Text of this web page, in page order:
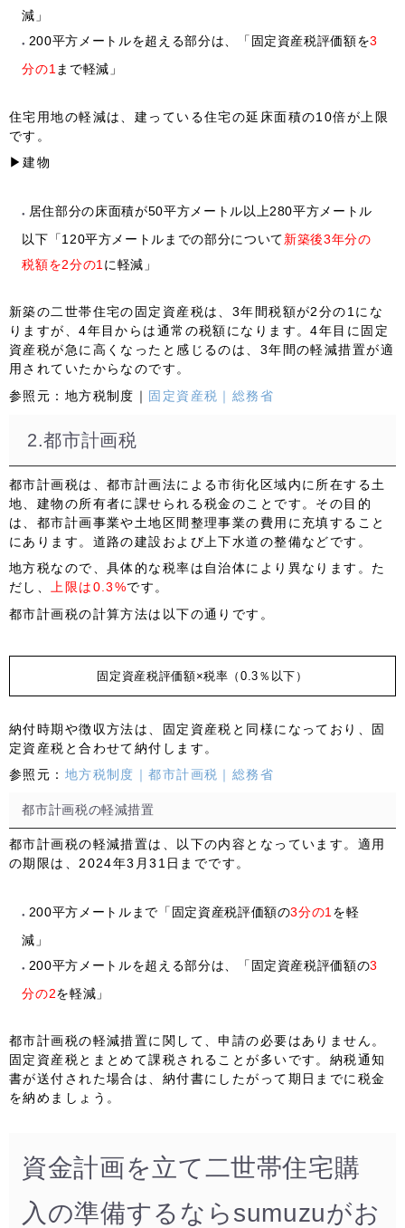
減」
200平方メートルを超える部分は、「固定資産税評価額を3
分の1 まで軽減」
住宅用地の軽減は、建っている住宅の延床面積の10倍が上限
です。
▶建物
居住部分の床面積が50平方メートル以上280平方メートル
以下「120平方メートルまでの部分について新築後3年分の
税額を2分の1 に軽減」
新築の二世帯住宅の固定資産税は、3年間税額が2分の1にな
りますが、4年目からは通常の税額になります。4年目に固定
資産税が急に高くなったと感じるのは、3年間の軽減措置が適
用されていたからなのです。
参照元： 地方税制度｜ 固定資産税｜総務省
2.都市計画税
都市計画税は、都市計画法による市街化区域内に所在する土
地、建物の所有者に課せられる税金のことです。その目的
は、都市計画事業や土地区間整理事業の費用に充填すること
にあります。道路の建設および上下水道の整備などです。
地方税なので、具体的な税率は自治体により異なります。た
だし、上限は0.3%です。
都市計画税の計算方法は以下の通りです。
固定資産税評価額×税率（0.3％以下）
納付時期や徴収方法は、固定資産税と同様になっており、固
定資産税と合わせて納付します。
参照元： 地方税制度｜都市計画税｜総務省
都市計画税の軽減措置
都市計画税の軽減措置は、以下の内容となっています。適用
の期限は、 2024年3月31日 までです。
200平方メートルまで「固定資産税評価額の3分の1 を軽
減」
200平方メートルを超える部分は、「固定資産税評価額の3
分の2を軽減」
都市計画税の軽減措置に関して、申請の必要はありません。
固定資産税とまとめて課税されることが多いです。納税通知
書が送付された場合は、納付書にしたがって期日までに税金
を納めましょう。
資金計画を立て二世帯住宅購
入の準備するならsumuzuがお